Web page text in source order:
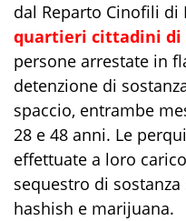
dal Reparto Cinofili di
quartieri cittadini di
persone arrestate in
detenzione di
spaccio, entrambe
28 e 48 anni. Le
effettuate a loro
sequestro di
hashish e marijuana.